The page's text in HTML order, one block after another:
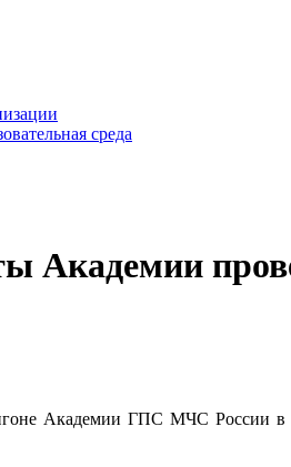
среда
Академии
Академии ГПС МЧС России в